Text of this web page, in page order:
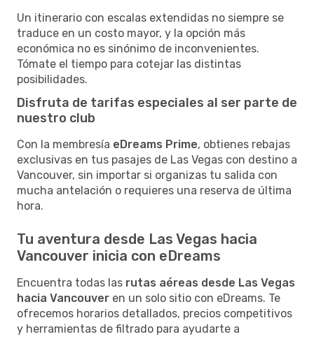
Un itinerario con escalas extendidas no siempre se
traduce en un costo mayor, y la opción más
económica no es sinónimo de inconvenientes.
Tómate el tiempo para cotejar las distintas
posibilidades.
Disfruta de tarifas especiales al ser parte de
nuestro club
Con la membresía eDreams Prime, obtienes rebajas
exclusivas en tus pasajes de Las Vegas con destino a
Vancouver, sin importar si organizas tu salida con
mucha antelación o requieres una reserva de última
hora.
Tu aventura desde Las Vegas hacia
Vancouver inicia con eDreams
Encuentra todas las rutas aéreas desde Las Vegas
hacia Vancouver en un solo sitio con eDreams. Te
ofrecemos horarios detallados, precios competitivos
y herramientas de filtrado para ayudarte a